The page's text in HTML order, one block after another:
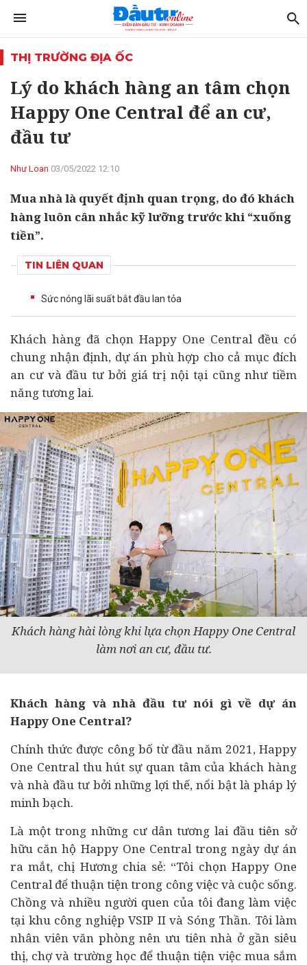
THỊ TRƯỜNG ĐỊA ỐC
Lý do khách hàng an tâm chọn
Happy One Central để an cư,
đầu tư
Như Loan 03/05/2022 12:10
Mua nhà là quyết định quan trọng, do đó khách
hàng luôn cân nhắc kỹ lưỡng trước khi “xuống
tiền”.
TIN LIÊN QUAN
Sức nóng lãi suất bắt đầu lan tỏa
Khách hàng đã chọn Happy One Central đều có
chung nhận định, dự án phù hợp cho cả mục đích
an cư và đầu tưbởi giá trị nội tại cũng như tiềm
năng tương lai.
Khách hàng hài lòng khi lựa chọn Happy One Central
làm nơi an cư, đầu tư.
Khách hàng và nhà đầu tư nói gì về dự án
Happy One Central?
Chính thức được công bố từ đầu năm 2021, Happy
One Central thu hút sự quan tâm của khách hàng
và nhà đầu tư bởi những lợi thế, nổi bật là pháp lý
minh bạch.
Là một trong những cư dân tương lai đầu tiên sở
hữu căn hộ Happy One Central trong ngày dự án
ra mắt, chị Hương chia sẻ: “Tôi chọn Happy One
Central để thuận tiện trong công việc và cuộc sống.
Chồng và nhiều người quen của tôi đang làm việc
tại khu công nghiệp VSIP II và Sóng Thần. Tôi làm
nhân viên văn phòng nên ưu tiên nhà ở gần siêu
thị, chợ và trường học để thuận tiện việc mua sắm